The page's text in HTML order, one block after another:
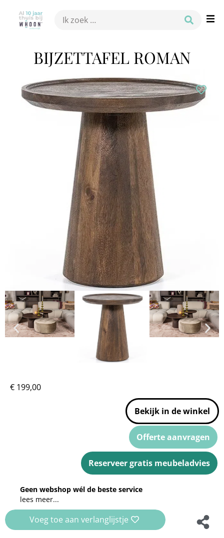
BIJZETTAFEL ROMAN
€ 199,00
Bekijk in de winkel
Offerte aanvragen
Reserveer gratis meubeladvies
Geen webshop wél de beste service
lees meer...
Voeg toe aan verlanglijstje